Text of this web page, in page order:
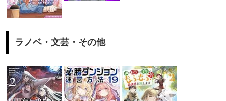
ラノベ・文芸・その他